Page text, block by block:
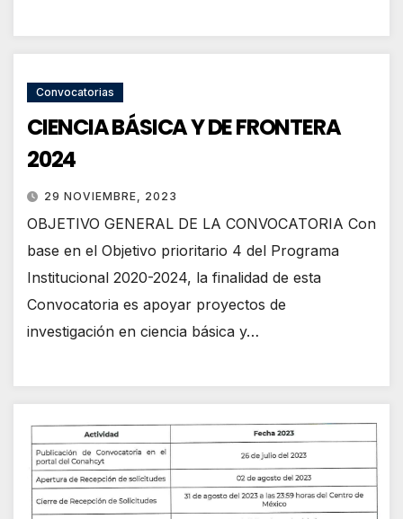
Convocatorias
CIENCIA BÁSICA Y DE FRONTERA
2024
29 NOVIEMBRE, 2023
OBJETIVO GENERAL DE LA CONVOCATORIA Con
base en el Objetivo prioritario 4 del Programa
Institucional 2020-2024, la finalidad de esta
Convocatoria es apoyar proyectos de
investigación en ciencia básica y…